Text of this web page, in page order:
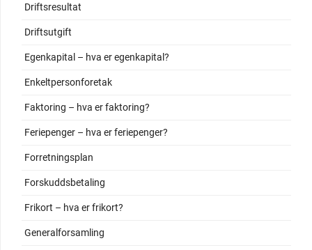
Driftsresultat
Driftsutgift
Egenkapital – hva er egenkapital?
Enkeltpersonforetak
Faktoring – hva er faktoring?
Feriepenger – hva er feriepenger?
Forretningsplan
Forskuddsbetaling
Frikort – hva er frikort?
Generalforsamling